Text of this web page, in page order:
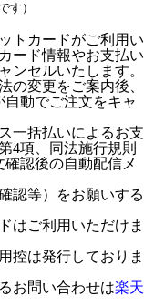
す）
トカードがご利用い
ード情報やお支払い
ンセルいたします。
の変更をご案内後、
動でご注文をキャ
一括払いによるお支
4項、同法施行規則
認後の自動配信メ
認等）をお願いする
はご利用いただけま
控は発行しておりま
お問い合わせは楽天